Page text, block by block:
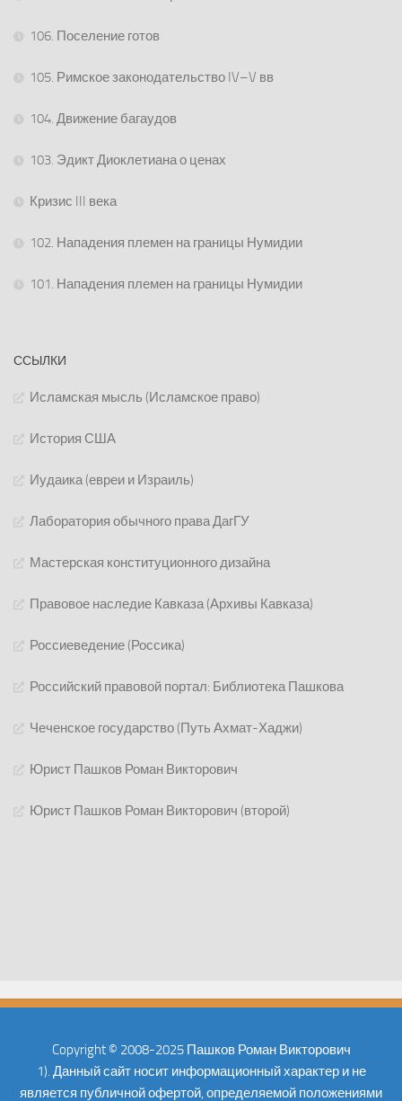
106. Поселение готов
105. Римское законодательство IV–V вв
104. Движение багаудов
103. Эдикт Диоклетиана о ценах
Кризис III века
102. Нападения племен на границы Нумидии
101. Нападения племен на границы Нумидии
ССЫЛКИ
Исламская мысль (Исламское право)
История США
Иудаика (евреи и Израиль)
Лаборатория обычного права ДагГУ
Мастерская конституционного дизайна
Правовое наследие Кавказа (Архивы Кавказа)
Россиеведение (Россика)
Российский правовой портал: Библиотека Пашкова
Чеченское государство (Путь Ахмат-Хаджи)
Юрист Пашков Роман Викторович
Юрист Пашков Роман Викторович (второй)
Copyright © 2008-2025 Пашков Роман Викторович
1). Данный сайт носит информационный характер и не
является публичной офертой, определяемой положениями